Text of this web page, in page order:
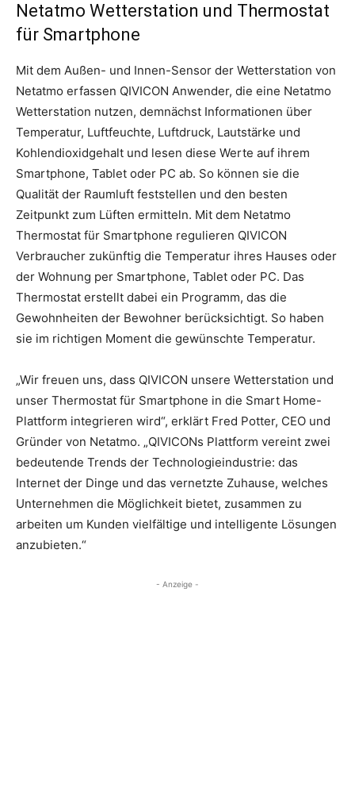
Netatmo Wetterstation und Thermostat
für Smartphone
Mit dem Außen- und Innen-Sensor der Wetterstation von
Netatmo erfassen QIVICON Anwender, die eine Netatmo
Wetterstation nutzen, demnächst Informationen über
Temperatur, Luftfeuchte, Luftdruck, Lautstärke und
Kohlendioxidgehalt und lesen diese Werte auf ihrem
Smartphone, Tablet oder PC ab. So können sie die
Qualität der Raumluft feststellen und den besten
Zeitpunkt zum Lüften ermitteln. Mit dem Netatmo
Thermostat für Smartphone regulieren QIVICON
Verbraucher zukünftig die Temperatur ihres Hauses oder
der Wohnung per Smartphone, Tablet oder PC. Das
Thermostat erstellt dabei ein Programm, das die
Gewohnheiten der Bewohner berücksichtigt. So haben
sie im richtigen Moment die gewünschte Temperatur.
„Wir freuen uns, dass QIVICON unsere Wetterstation und
unser Thermostat für Smartphone in die Smart Home-
Plattform integrieren wird“, erklärt Fred Potter, CEO und
Gründer von Netatmo. „QIVICONs Plattform vereint zwei
bedeutende Trends der Technologieindustrie: das
Internet der Dinge und das vernetzte Zuhause, welches
Unternehmen die Möglichkeit bietet, zusammen zu
arbeiten um Kunden vielfältige und intelligente Lösungen
anzubieten.“
- Anzeige -